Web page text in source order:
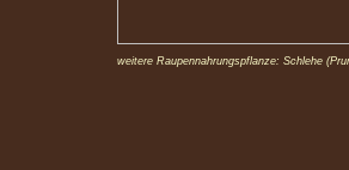
weitere Raupennahrungspflanze: Schlehe